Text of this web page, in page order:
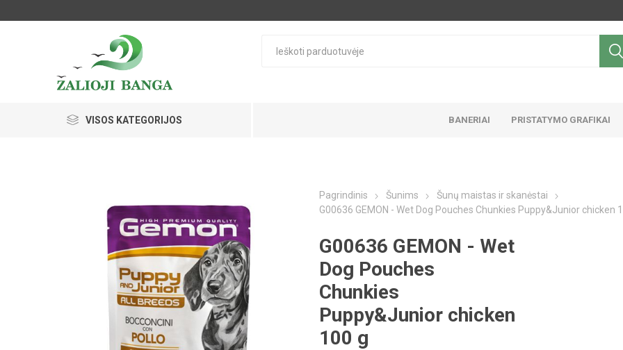
VISOS KATEGORIJOS BANERIAI PRISTATYMO GRAFIKAI
Pagrindinis Šunims
Šunų maistas ir skanėstai
G00636 GEMON - Wet Dog Pouches Chunkies Puppy&Junior chicken
G00636 GEMON - Wet
Dog Pouches
Chunkies
Puppy&Junior chicken
100 g